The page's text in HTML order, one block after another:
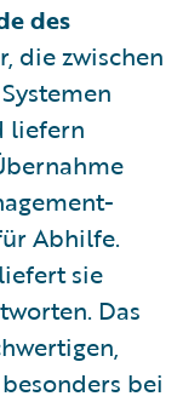
des
die zwischen
liefern
Abhilfe.
sie
Das
bei